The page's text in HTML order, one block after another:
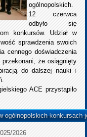
ogólnopolskich.
12 czerwca
odbyło się
konkursów. Udział w
sprawdzenia swoich
cennego doświadczenia
że osiągnięty
do dalszej nauki i
ACE przystąpiło
ogólnopolskich konkursach
2026